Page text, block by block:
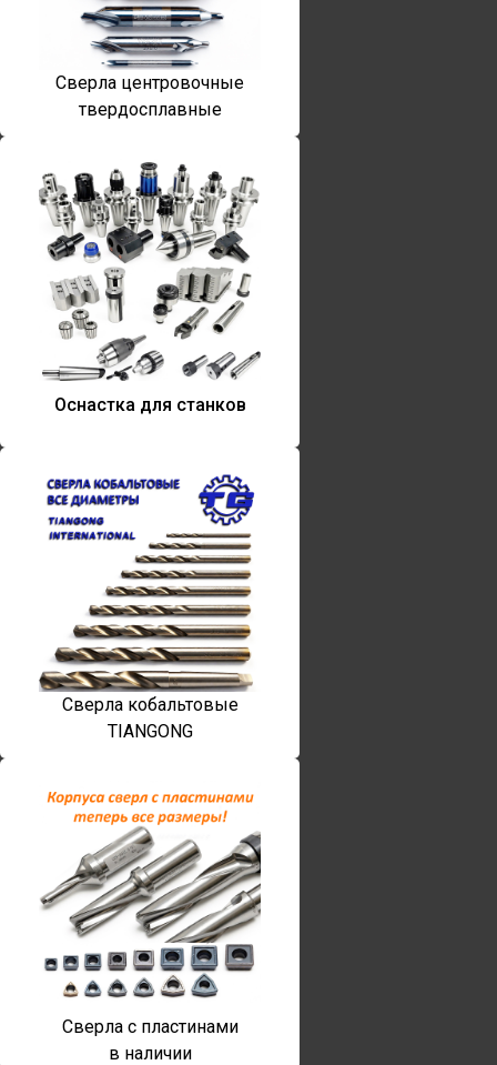
Сверла центровочные
твердосплавные
Оснастка для станков
Сверла кобальтовые
TIANGONG
Сверла с пластинами
в наличии